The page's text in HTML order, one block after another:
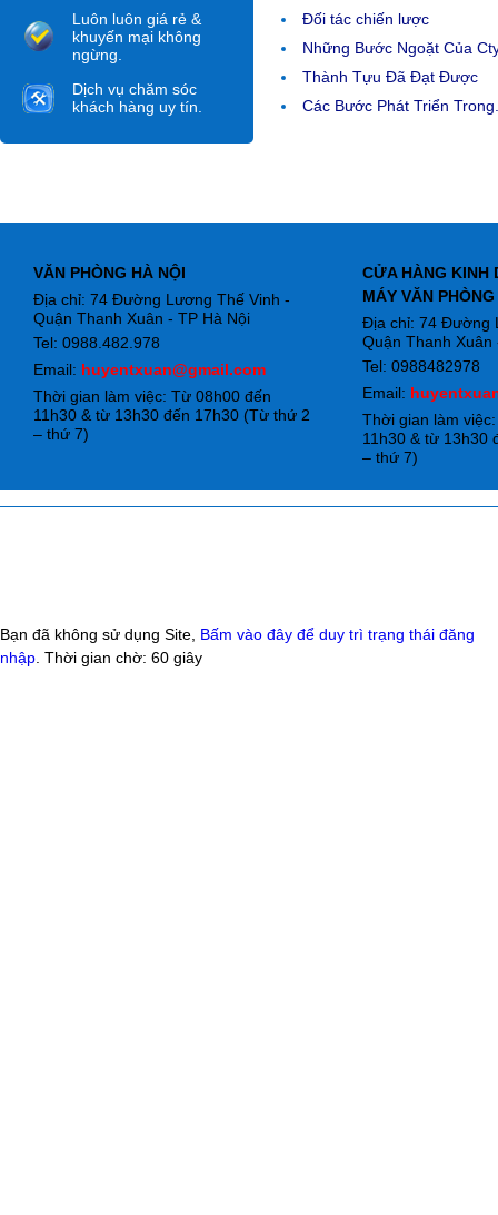
Luôn luôn giá rẻ &
khuyến mại không
ngừng.
Dịch vụ chăm sóc
khách hàng uy tín.
Đối tác chiến lược
Những Bước Ngoặt Của
Thành Tựu Đã Đạt Được
Các Bước Phát Triển
VĂN PHÒNG HÀ NỘI
Địa chỉ: 74 Đường Lương Thế Vinh -
Quận Thanh Xuân - TP Hà Nội
Tel: 0988.482.978
Email: huyentxuan@gmail.com
Thời gian làm việc: Từ 08h00 đến
11h30 & từ 13h30 đến 17h30 (Từ thứ 2
– thứ 7)
CỬA HÀNG KINH
MÁY VĂN PHÒNG
Địa chỉ: 74 Đường
Quận Thanh Xuân
Tel: 0988482978
Email:
Thời gian làm
11h30 & từ 13h30
– thứ 7)
Bạn đã không sử dụng Site, Bấm vào đây để duy trì trạng thái đăng
nhập . Thời gian chờ: 60 giây